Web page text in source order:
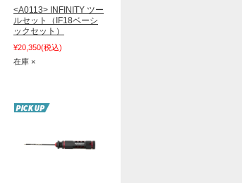
<A0113> INFINITY ツー
ルセット（IF18ベーシ
ックセット）
¥20,350(税込)
在庫 ×